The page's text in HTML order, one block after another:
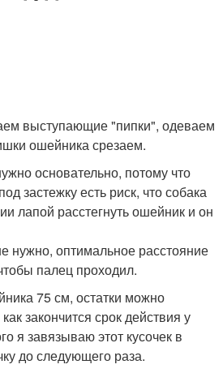
выступающие "пипки", одеваем
ошейника срезаем.
основательно, потому что
застежку есть риск, что собака
лапой расстегнуть ошейник и он
нужно, оптимальное расстояние
палец проходил.
75 см, остатки можно
закончится срок действия у
я завязываю этот кусочек в
до следующего раза.